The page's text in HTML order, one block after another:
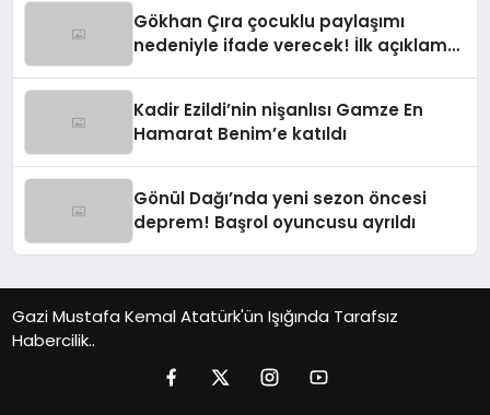
Gökhan Çıra çocuklu paylaşımı
nedeniyle ifade verecek! İlk açıklama
Kadir Ezildi’nin nişanlısı Gamze En
Hamarat Benim’e katıldı
Gönül Dağı’nda yeni sezon öncesi
deprem! Başrol oyuncusu ayrıldı
Gazi Mustafa Kemal Atatürk'ün Işığında Tarafsız
Habercilik..